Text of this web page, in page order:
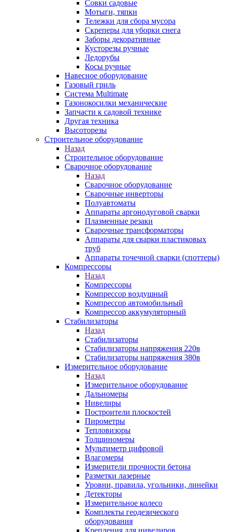
Совки садовые
Мотыги, тяпки
Тележки для сбора мусора
Скреперы для уборки снега
Заборы декоративные
Кусторезы ручные
Ледорубы
Косы ручные
Навесное оборудование
Газовый гриль
Система Multimate
Газонокосилки механические
Запчасти к садовой технике
Другая техника
Высоторезы
Строительное оборудование
Назад
Строительное оборудование
Сварочное оборудование
Назад
Сварочное оборудование
Сварочные инверторы
Полуавтоматы
Аппараты аргонодуговой сварки
Плазменные резаки
Сварочные трансформаторы
Аппараты для сварки пластиковых
труб
Аппараты точечной сварки (споттеры)
Компрессоры
Назад
Компрессоры
Компрессор воздушный
Компрессор автомобильный
Компрессор аккумуляторный
Стабилизаторы
Назад
Стабилизаторы
Стабилизаторы напряжения 220в
Стабилизаторы напряжения 380в
Измерительное оборудование
Назад
Измерительное оборудование
Дальномеры
Нивелиры
Построители плоскостей
Пирометры
Тепловизоры
Толщиномеры
Мультиметр цифровой
Влагомеры
Измерители прочности бетона
Разметки лазерные
Уровни, правила, угольники, линейки
Детекторы
Измерительное колесо
Комплекты геодезического
оборудования
Крепления для нивелиров